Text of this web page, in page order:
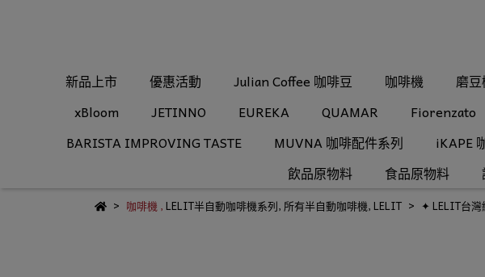
新品上市 優惠活動 Julian Coffee 咖啡豆 咖啡機 磨
xBloom
JETINNO EUREKA QUAMAR Fiorenzato
BARISTA IMPROVING TASTE
MUVNA 咖啡配件系列 iKAPE
飲品原物料
食品原物料
咖啡機 ,LELIT半自動咖啡機系列, 所有半自動咖啡機,LELIT ✦ LELIT台灣